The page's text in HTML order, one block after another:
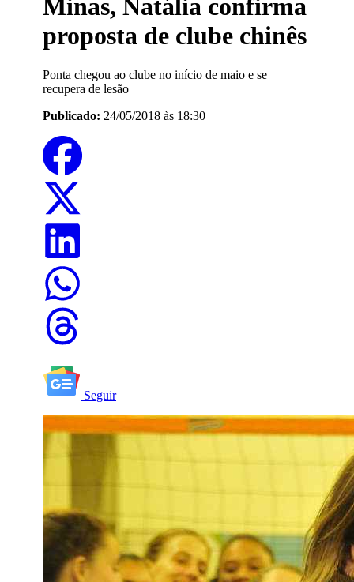
Minas, Natália confirma
proposta de clube chinês
Ponta chegou ao clube no início de maio e se
recupera de lesão
Publicado: 24/05/2018 às 18:30
Seguir